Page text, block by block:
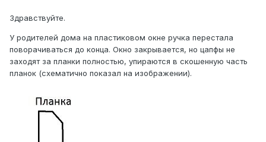
Здравствуйте.
У родителей дома на пластиковом окне ручка перестала
поворачиваться до конца. Окно закрывается, но цапфы не
заходят за планки полностью, упираются в скошенную часть
планок (схематично показал на изображении).